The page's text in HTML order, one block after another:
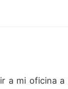
a mi oficina